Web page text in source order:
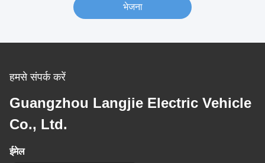
हमसे संपर्क करें
Guangzhou Langjie Electric Vehicle
Co., Ltd.
ईमेल